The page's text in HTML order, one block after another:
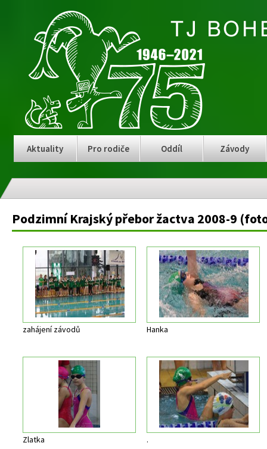
Aktuality Pro rodiče Oddíl Závody
Podzimní Krajský přebor žactva 2008-9
zahájení závodů Hanka
Zlatka .